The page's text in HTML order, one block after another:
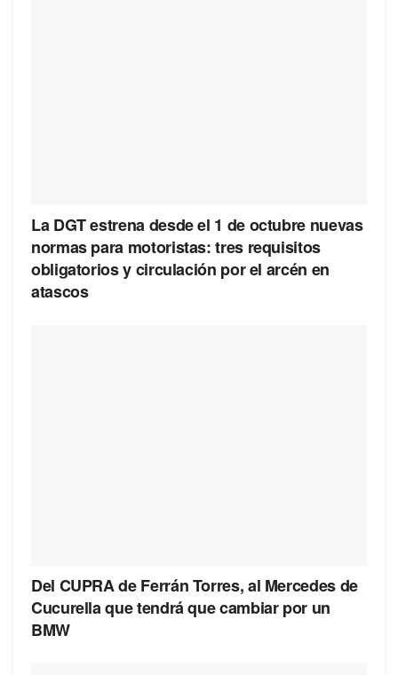
La DGT estrena desde el 1 de octubre nuevas
normas para motoristas: tres requisitos
obligatorios y circulación por el arcén en
atascos
Del CUPRA de Ferrán Torres, al Mercedes de
Cucurella que tendrá que cambiar por un
BMW